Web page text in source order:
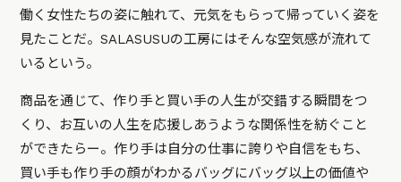
働く女性たちの姿に触れて、元気をもらって帰っていく姿を
見たことだ。SALASUSUの工房にはそんな空気感が流れて
いるという。
商品を通じて、作り手と買い手の人生が交錯する瞬間をつ
くり、お互いの人生を応援しあうような関係性を紡ぐこと
ができたらー。作り手は自分の仕事に誇りや自信をもち、
買い手も作り手の顔がわかるバッグにバッグ以上の価値や